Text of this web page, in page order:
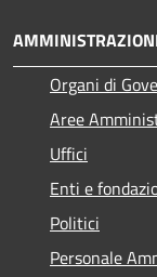
Organi di
Aree
Uffici
Enti e
Politici
Personale